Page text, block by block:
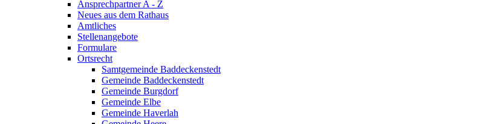
Ansprechpartner A - Z
Neues aus dem Rathaus
Amtliches
Stellenangebote
Formulare
Ortsrecht
Samtgemeinde Baddeckenstedt
Gemeinde Baddeckenstedt
Gemeinde Burgdorf
Gemeinde Elbe
Gemeinde Haverlah